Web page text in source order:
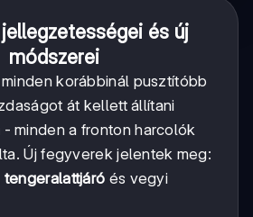
és új
módszerei
korábbinál pusztítóbb
át kellett állítani
- minden a fronton harcolók
Új fegyverek jelentek meg:
és vegyi